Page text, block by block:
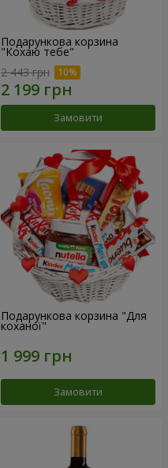
Подарункова корзина
"Кохаю тебе"
2 443 грн
Замовити
Подарункова корзина "Для
коханої"
Замовити